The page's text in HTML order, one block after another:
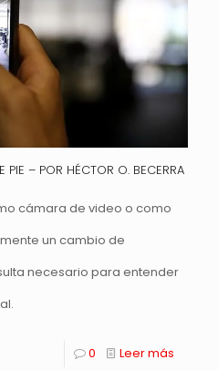
PIE – POR HÉCTOR O. BECERRA
cámara de video o como
un cambio de
necesario para entender
0 Leer más